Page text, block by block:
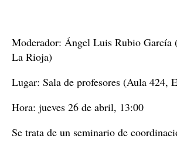
Moderador: Ángel Luis Rubio García
La Rioja)
Lugar: Sala de profesores (Aula 424,
Hora: jueves 26 de abril, 13:00
Se trata de un seminario de